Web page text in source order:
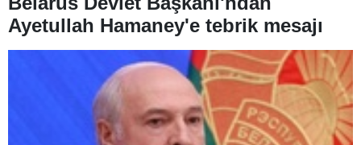
Ayetullah Hamaney'e tebrik mesajı